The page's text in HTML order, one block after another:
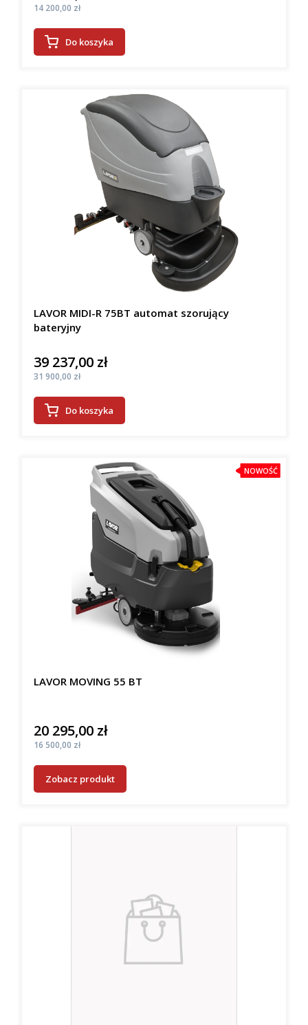
Cena
14 200,00 zł
Do koszyka
LAVOR MIDI-R 75BT automat szorujący
bateryjny
Cena
39 237,00 zł
Cena
31 900,00 zł
Do koszyka
NOWOŚĆ
LAVOR MOVING 55 BT
Cena
20 295,00 zł
Cena
16 500,00 zł
Zobacz produkt